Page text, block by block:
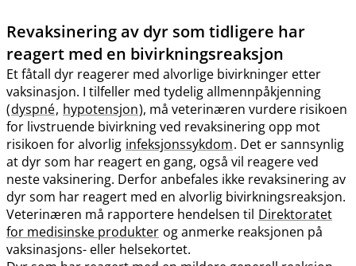
Revaksinering av dyr som tidligere har
reagert med en bivirkningsreaksjon
Et fåtall dyr reagerer med alvorlige bivirkninger etter
vaksinasjon. I tilfeller med tydelig allmennpåkjenning
(dyspné, hypotensjon), må veterinæren vurdere risikoen
for livstruende bivirkning ved revaksinering opp mot
risikoen for alvorlig infeksjonssykdom. Det er sannsynlig
at dyr som har reagert en gang, også vil reagere ved
neste vaksinering. Derfor anbefales ikke revaksinering av
dyr som har reagert med en alvorlig bivirkningsreaksjon.
Veterinæren må rapportere hendelsen til Direktoratet
for medisinske produkter og anmerke reaksjonen på
vaksinasjons- eller helsekortet.